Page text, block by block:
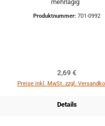
Produktnummer: 701-0992
Regulärer Preis:
2,69 €
Preise inkl. MwSt. zzgl.
Details